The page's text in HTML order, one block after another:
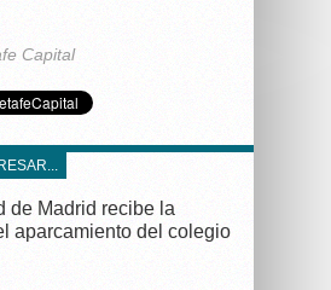
Capital
de Madrid recibe la
aparcamiento del colegio